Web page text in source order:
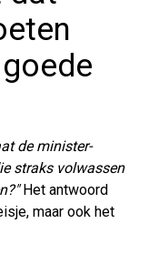
de minister-
straks volwassen
Het antwoord
maar ook het